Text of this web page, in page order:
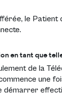
le Patient
en tant que
de la
une
démarrer